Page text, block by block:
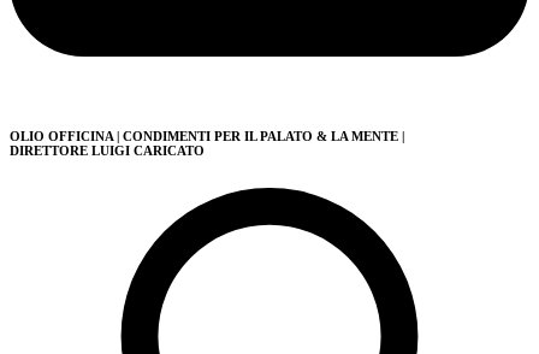
OLIO OFFICINA | CONDIMENTI PER IL PALATO & LA MENTE |
DIRETTORE LUIGI CARICATO